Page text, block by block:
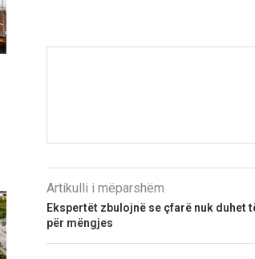
Artikulli i mëparshëm
Ekspertët zbulojnë se çfarë nuk duhet
për mëngjes